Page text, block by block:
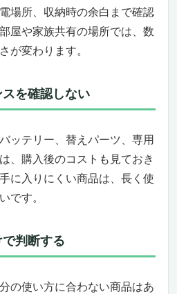
場所、収納時の余白まで確認
屋や家族共有の場所では、数
が変わります。
を確認しない
ッテリー、替えパーツ、専用
、購入後のコストも見ておき
に入りにくい商品は、長く使
です。
判断する
の使い方に合わない商品はあ